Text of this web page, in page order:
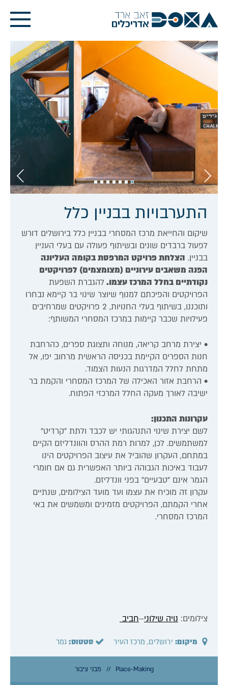
התערבויות בבניין כלל
שיקום והחייאת מרכז המסחרי בבניין כלל בירושלים דורש
לפעול ברבדים שונים ובשיתוף פעולה עם בעלי העניין
בבניין. הצלחת פרויקט המרפסת בקומה העליונה
הפנה משאבים עירוניים (מצומצמים) לפרויקטים
נקודתיים בחלל המרכז עצמו.להגברת השפעת
הפרויקטים והפיכתם למנוף שיוצר שינוי בר קיימא נבחרו
ותוכננו, בשיתוף בעלי החנויות, 2 פרויקטים שמרחיבים
פעילויות שכבר קיימות במרכז המסחרי המשותף:
• יצירת מרחב קריאה, מנוחה ותצוגת ספרים, כהרחבת
חנות הספרים הקיימת בכניסה הראשית מרחוב יפו, אל
מתחת לחלל המדרגות הנעות הצמוד.
• הרחבת אזור האכילה של המרכז המסחרי והקמת בר
ישיבה לאורך מעקה החלל המרכזי הפתוח.
עקרונות התכנון:
לשם יצירת שינוי התנהגותי יש לכבד ולתת "קרדיט"
למשתמשים. לכן, למרות רמת ההרס והוונדליזם הקיים
במתחם, העקרון שהוביל את עיצוב הפרויקטים הינו
לעבוד באיכות הגבוהה ביותר האפשרית גם אם חומרי
הגמר אינם "טבעיים" בפני וונדליזם.
עקרון זה מוכיח את עצמו ועד מועד הצילומים, שנתיים
אחרי הקמתם, הפרויקטים מזמינים ומשמשים את באי
המרכז המסחרי.
צילומים: נויה שילוני–חביב
מיקום: ירושלים, מרכז העיר סטטוס:גמר
Place-Making מבני ציבור